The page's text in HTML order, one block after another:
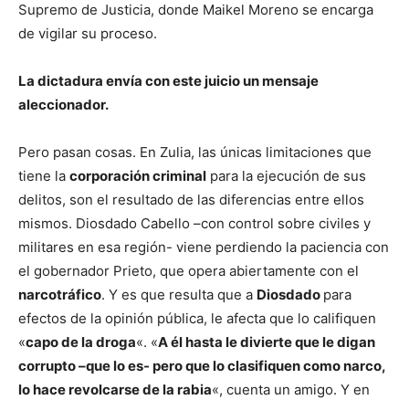
Supremo de Justicia, donde Maikel Moreno se encarga
de vigilar su proceso.
La dictadura envía con este juicio un mensaje
aleccionador.
Pero pasan cosas. En Zulia, las únicas limitaciones que
tiene la corporación criminal para la ejecución de sus
delitos, son el resultado de las diferencias entre ellos
mismos. Diosdado Cabello –con control sobre civiles y
militares en esa región- viene perdiendo la paciencia con
el gobernador Prieto, que opera abiertamente con el
narcotráfico. Y es que resulta que a Diosdado para
efectos de la opinión pública, le afecta que lo califiquen
«capo de la droga«. «A él hasta le divierte que le digan
corrupto –que lo es- pero que lo clasifiquen como narco,
lo hace revolcarse de la rabia«, cuenta un amigo. Y en